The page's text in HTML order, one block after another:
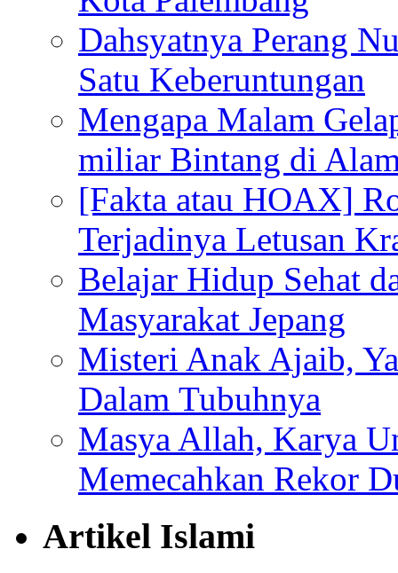
Dahsyatnya Perang
Satu Keberuntungan
Mengapa Malam
miliar Bintang di
[Fakta atau HOAX]
Terjadinya Letusan
Belajar Hidup Sehat
Masyarakat Jepang
Misteri Anak Ajaib,
Dalam Tubuhnya
Masya Allah, Karya
Memecahkan Rekor
Artikel Islami